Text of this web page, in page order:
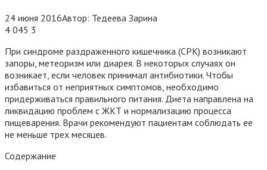
24 июня 2016Автор: Тедеева Зарина
4 045 3
При синдроме раздраженного кишечника (СРК) возникают
запоры, метеоризм или диарея. В некоторых случаях он
возникает, если человек принимал антибиотики. Чтобы
избавиться от неприятных симптомов, необходимо
придерживаться правильного питания. Диета направлена на
ликвидацию проблем с ЖКТ и нормализацию процесса
пищеварения. Врачи рекомендуют пациентам соблюдать ее
не меньше трех месяцев.
Содержание